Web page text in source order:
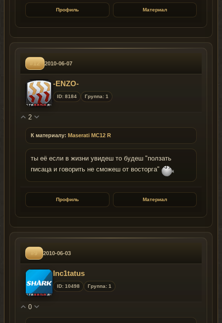
Профиль Материал
#12 2010-06-07
-ENZO-
ID: 8184 Группа: 1
2
К материалу: Maserati MC12 R
ты её если в жизни увидеш то будеш "ползать
писаца и говорить не сможеш от восторга"
Профиль Материал
#9 2010-06-03
Inc1tatus
ID: 10498 Группа: 1
0